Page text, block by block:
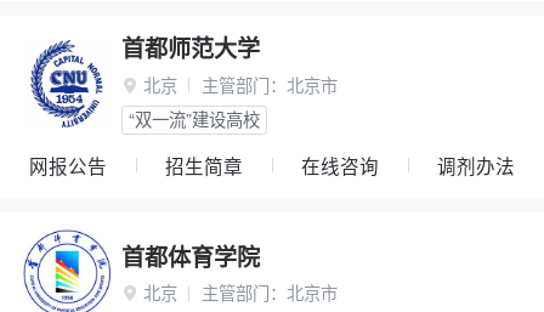
首都师范大学
 北京 主管部门： 北京市
“双一流”建设高校
网报公告 招生简章 在线咨询 调剂办法
首都体育学院
 北京 主管部门： 北京市